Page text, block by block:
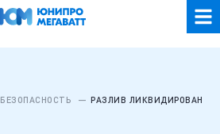
БЕЗОПАСНОСТЬ РАЗЛИВ ЛИКВИДИРОВАН